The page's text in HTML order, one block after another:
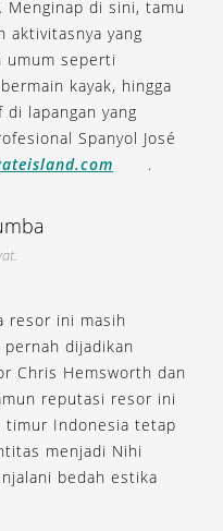
Menginap di sini, tamu
aktivitasnya yang
umum seperti
kayak, hingga
lapangan yang
Spanyol José
.
resor ini masih
dijadikan
Chris Hemsworth dan
reputasi resor ini
timur Indonesia tetap
menjadi Nihi
bedah estika